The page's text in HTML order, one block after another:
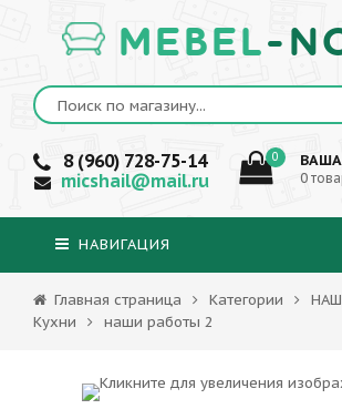
MEBEL-
8 (960) 728-75-14
micshail@mail.ru
0
0
НАВИГАЦИЯ
Главная страница Категории
Кухни
наши работы 2